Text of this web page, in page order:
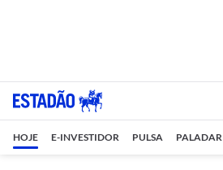
HOJE E-INVESTIDOR PULSA PALADAR